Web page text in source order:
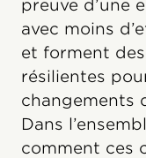
preuve d’une
avec moins
et forment
résilientes
changements
Dans
comment ces